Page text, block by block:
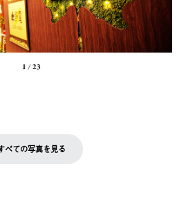
1/23
べての写真を見る